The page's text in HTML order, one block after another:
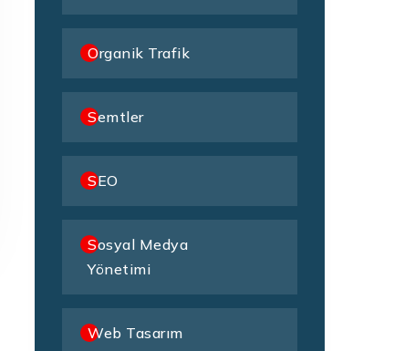
Organik Trafik
Semtler
SEO
Sosyal Medya
Yönetimi
Web Tasarım